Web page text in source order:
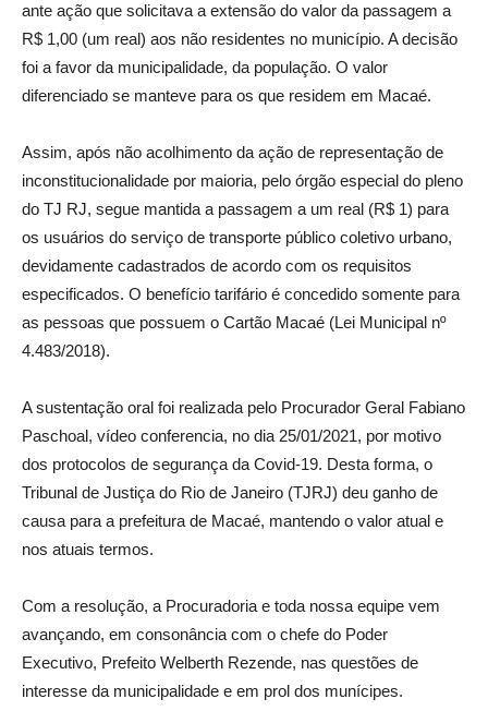
ante ação que solicitava a extensão do valor da passagem a
R$ 1,00 (um real) aos não residentes no município. A decisão
foi a favor da municipalidade, da população. O valor
diferenciado se manteve para os que residem em Macaé.
Assim, após não acolhimento da ação de representação de
inconstitucionalidade por maioria, pelo órgão especial do pleno
do TJ RJ, segue mantida a passagem a um real (R$ 1) para
os usuários do serviço de transporte público coletivo urbano,
devidamente cadastrados de acordo com os requisitos
especificados. O benefício tarifário é concedido somente para
as pessoas que possuem o Cartão Macaé (Lei Municipal nº
4.483/2018).
A sustentação oral foi realizada pelo Procurador Geral Fabiano
Paschoal, vídeo conferencia, no dia 25/01/2021, por motivo
dos protocolos de segurança da Covid-19. Desta forma, o
Tribunal de Justiça do Rio de Janeiro (TJRJ) deu ganho de
causa para a prefeitura de Macaé, mantendo o valor atual e
nos atuais termos.
Com a resolução, a Procuradoria e toda nossa equipe vem
avançando, em consonância com o chefe do Poder
Executivo, Prefeito Welberth Rezende, nas questões de
interesse da municipalidade e em prol dos munícipes.